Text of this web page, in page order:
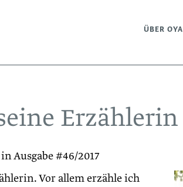
ÜBER OYA
Erzählerin
Ausgabe #46/2017
Vor allem erzähle ich